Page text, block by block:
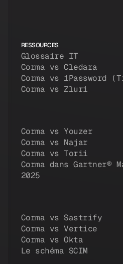
RESSOURCES
Glossaire IT
Corma vs Cledara
Corma vs 1Password
Corma vs Zluri
Corma vs Youzer
Corma vs Najar
Corma vs Torii
Corma dans Gartner®
2025
Corma vs Sastrify
Corma vs Vertice
Corma vs Okta
Le schéma SCIM